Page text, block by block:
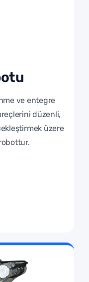
ve entegre
düzenli,
üzere